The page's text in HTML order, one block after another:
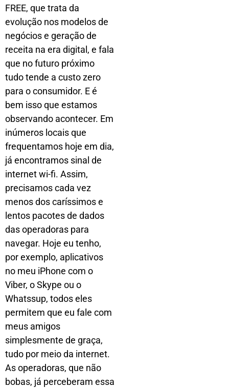
FREE, que trata da
evolução nos modelos de
negócios e geração de
receita na era digital, e fala
que no futuro próximo
tudo tende a custo zero
para o consumidor. E é
bem isso que estamos
observando acontecer. Em
inúmeros locais que
frequentamos hoje em dia,
já encontramos sinal de
internet wi-fi. Assim,
precisamos cada vez
menos dos caríssimos e
lentos pacotes de dados
das operadoras para
navegar. Hoje eu tenho,
por exemplo, aplicativos
no meu iPhone com o
Viber, o Skype ou o
Whatssup, todos eles
permitem que eu fale com
meus amigos
simplesmente de graça,
tudo por meio da internet.
As operadoras, que não
bobas, já perceberam essa